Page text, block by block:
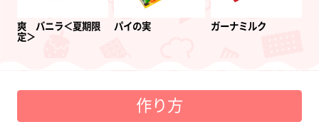
爽 バニラ＜夏期限
定＞
パイの実 ガーナミルク
作り方